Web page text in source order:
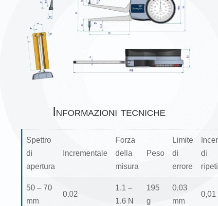
Informazioni tecniche
Spettro
di
apertura
Incrementale
Forza
della
misura
Peso
Limite
di
errore
di
50 – 70
mm
0.02
1.1 –
1.6 N
195
g
0,03
mm
0,01